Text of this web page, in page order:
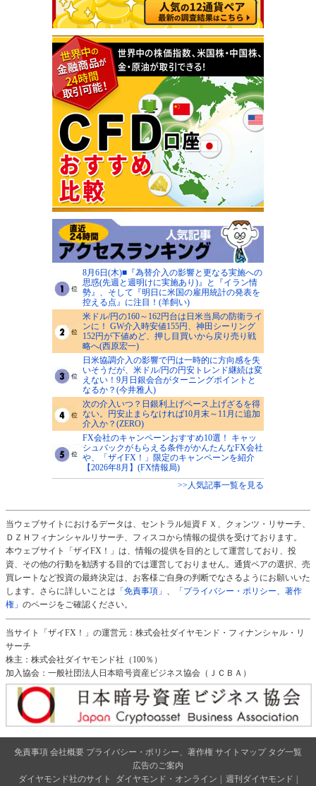
8月6日(木)■『為替介入の影響と更なる実施への
思惑(先週と週明けに実施あり)』と『イラン情
勢』、そして『明日に米国の雇用統計の発表を
控える点』に注目！(羊飼い)
米ドル/円の160～162円台は日米当局の防衛ライ
ンに！ GW介入時安値155円、神田シーリング
152円が下値めど、押し目買いから戻り売り戦
略へ(西原宏一)
日米協調介入の影響で円は一時的に方向感を失
いそうだが、米ドル/円の円安トレンド継続は変
えない！9月日銀会合がターニングポイントと
なるか？(今井雅人)
次の介入いつ？日銀利上げペース上げざるを得
ない。円安止まらなければ10月末～11月に追加
介入か？(ZERO)
FX会社のキャンペーンおすすめ10選！ キャッ
シュバックがもらえる条件がかんたんなFX会社
や、「ザイFX！」限定のキャンペーンを紹介
【2026年8月】(FX情報局)
>>人気記事一覧を見る
当ウェブサイトにおけるデータは、セントラル短資ＦＸ、クォンツ・リサーチ、
ＤＺＨフィナンシャルリサーチ、フィスコから情報の提供を受けております。
本ウェブサイト「ザイFX！」は、情報の提供を目的として運営しており、投
資、その他の行動を勧誘する目的では運営しておりません。通貨ペアの選択、売
買レートなど投資の最終決定は、お客様ご自身の判断でなさるようにお願いいた
します。さらに詳しいことは 「免責事項」
「プライバシー・ポリシー、著作
権」 のページをご確認ください。
当サイト「ザイFX！」の運営元：株式会社ダイヤモンド・フィナンシャル・リ
サーチ
株主：株式会社ダイヤモンド社（100％）
加入協会：一般社団法人日本暗号資産ビジネス協会（ＪＣＢＡ）
免責事項 会社概要 プライバシー・ポリシー、著作権 サイトマップ タグ一覧
広告のご案内
ダイヤモンド社のサイト
ダイヤモンド・オンライン 週刊ダイヤモンド